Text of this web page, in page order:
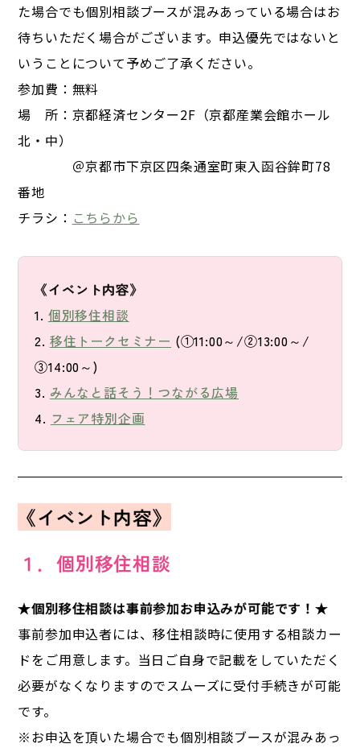
た場合でも個別相談ブースが混みあっている場合はお
待ちいただく場合がございます。申込優先ではないと
いうことについて予めご了承ください。
参加費：無料
場 所：京都経済センター2F（京都産業会館ホール
北・中）
＠京都市下京区四条通室町東入函谷鉾町78
番地
チラシ： こちらから
《イベント内容》
1. 個別移住相談
2. 移住トークセミナー (①11:00～/②13:00～/
③14:00～)
3. みんなと話そう！つながる広場
4. フェア特別企画
《イベント内容》
１．個別移住相談
★個別移住相談は事前参加お申込みが可能です！★
事前参加申込者には、移住相談時に使用する相談カー
ドをご用意します。当日ご自身で記載をしていただく
必要がなくなりますのでスムーズに受付手続きが可能
です。
※お申込を頂いた場合でも個別相談ブースが混みあっ